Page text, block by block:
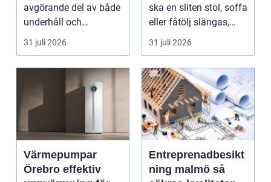
avgörande del av både
underhåll och
renovering. Färg, rost,
smu...
31 juli 2026
ska en sliten stol, soffa
eller fåtölj slängas,
säljas billi...
31 juli 2026
Värmepumpar
Örebro effektiv
Entreprenadbesikt
ning malmö så